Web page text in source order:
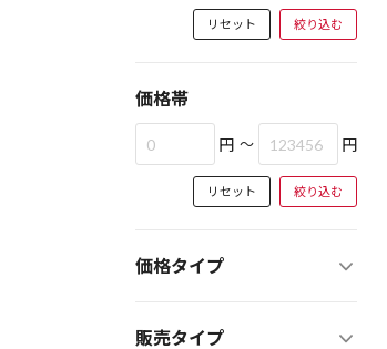
リセット 絞り込む
価格帯
円 ～ 円
リセット 絞り込む
価格タイプ
販売タイプ